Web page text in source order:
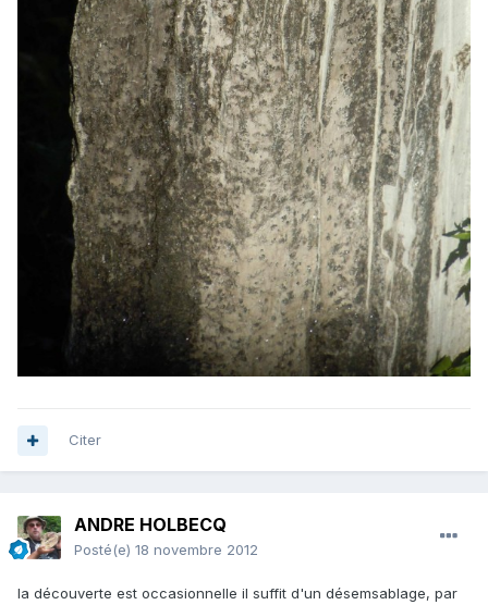
Citer
ANDRE HOLBECQ
Posté(e) 18 novembre 2012
la découverte est occasionnelle il suffit d'un désemsablage, par